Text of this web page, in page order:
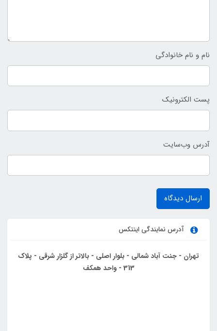
نام و نام خانوادگی
پست الکترونیک
آدرس وب‌سایت
ارسال دیدگاه
آدرس نمایندگی اینتکس
تهران - جنت آباد شمالی - بلوار اصلی - بالاتر از گلزار شرقی - پلاک
313 - واحد همکف